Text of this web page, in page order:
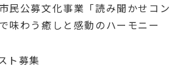
民公募文化事業「読み聞かせコン
味わう癒しと感動のハーモニー
ト募集